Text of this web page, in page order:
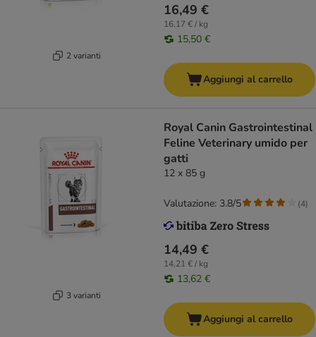
2 varianti
16,49 €
16,17 € / kg
15,50 €
Aggiungi al carrello
3 varianti
Royal Canin Gastrointestinal
Feline Veterinary umido per
gatti
12 x 85 g
14,49 €
14,21 € / kg
13,62 €
Valutazione: 3.8/5 (4)
Aggiungi al carrello